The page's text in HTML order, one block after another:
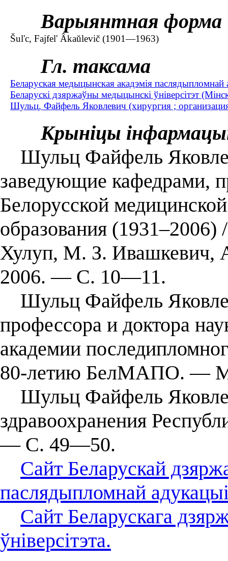
Варыянтная форма
Šul'c, Fajfel' Âkaŭlevič (1901—1963)
Гл. таксама
Беларуская медыцынская акадэмія паслядыпломнай
Беларускі дзяржаўны медыцынскі ўніверсітэт
Шульц, Файфель Яковлевич (хирургия ;
Крыніцы
Шульц Файфель
заведующие кафедрами,
Белорусской
образования (1931–2006)
Хулуп, М. З.
2006. — С. 10—11.
Шульц Файфель
профессора и доктора
академии
80-летию БелМАПО. —
Шульц Файфель
здравоохранения
— С. 49—50.
Сайт Беларускай
паслядыпломнай
Сайт Беларускага
ўніверсітэта.